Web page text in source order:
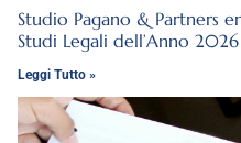
Studio Pagano & Partners
Studi Legali dell’Anno 2026
Leggi Tutto »